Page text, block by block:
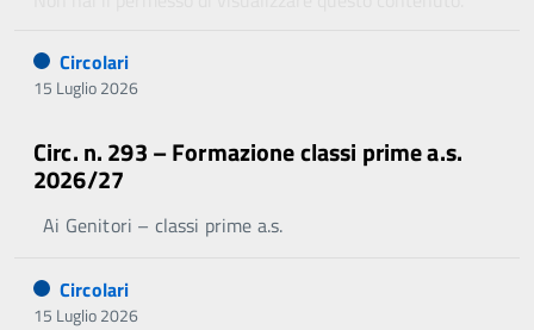
Circolari
15 Luglio 2026
Circ. n. 293 – Formazione classi prime a.s.
2026/27
Ai Genitori – classi prime a.s.
Circolari
15 Luglio 2026